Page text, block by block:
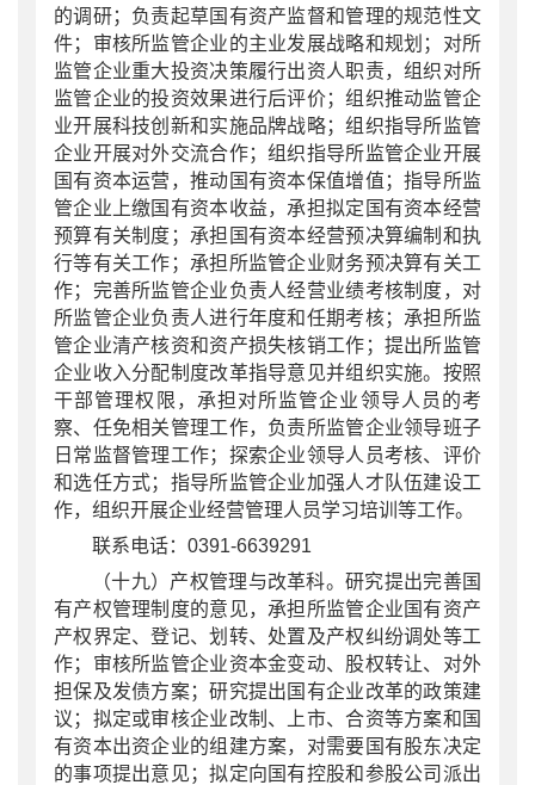
的调研；负责起草国有资产监督和管理的规范性文
件；审核所监管企业的主业发展战略和规划；对所
监管企业重大投资决策履行出资人职责，组织对所
监管企业的投资效果进行后评价；组织推动监管企
业开展科技创新和实施品牌战略；组织指导所监管
企业开展对外交流合作；组织指导所监管企业开展
国有资本运营，推动国有资本保值增值；指导所监
管企业上缴国有资本收益，承担拟定国有资本经营
预算有关制度；承担国有资本经营预决算编制和执
行等有关工作；承担所监管企业财务预决算有关工
作；完善所监管企业负责人经营业绩考核制度，对
所监管企业负责人进行年度和任期考核；承担所监
管企业清产核资和资产损失核销工作；提出所监管
企业收入分配制度改革指导意见并组织实施。按照
干部管理权限，承担对所监管企业领导人员的考
察、任免相关管理工作，负责所监管企业领导班子
日常监督管理工作；探索企业领导人员考核、评价
和选任方式；指导所监管企业加强人才队伍建设工
作，组织开展企业经营管理人员学习培训等工作。
联系电话：0391-6639291
（十九）产权管理与改革科。研究提出完善国
有产权管理制度的意见，承担所监管企业国有资产
产权界定、登记、划转、处置及产权纠纷调处等工
作；审核所监管企业资本金变动、股权转让、对外
担保及发债方案；研究提出国有企业改革的政策建
议；拟定或审核企业改制、上市、合资等方案和国
有资本出资企业的组建方案，对需要国有股东决定
的事项提出意见；拟定向国有控股和参股公司派出